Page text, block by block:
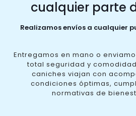
cualquier parte
Realizamos envíos a cualquier
Entregamos en mano o
total seguridad y
caniches viajan con
condiciones óptimas,
normativas de